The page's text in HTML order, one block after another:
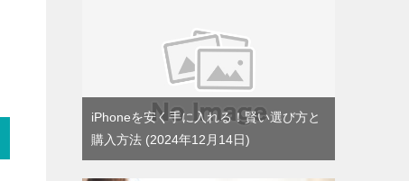
iPhoneを安く手に入れる！賢い選び方と
購入方法
2024年12月14日